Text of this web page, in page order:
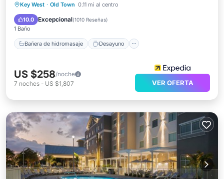
Key West · Old Town 0.11 mi al centro
10.0 Excepcional(1010 Reseñas)
1 Baño
Bañera de hidromasaje Desayuno
Bañera de hidromasaje
Aparcamiento
Piscina
US $258/noche
7 noches - US $1,807 VER OFERTA